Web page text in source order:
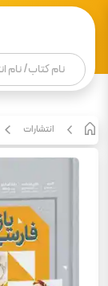
انتشارات